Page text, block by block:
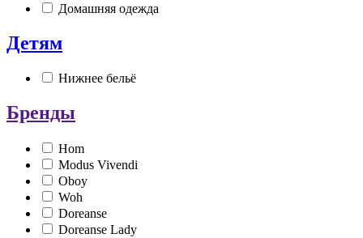
Домашняя одежда
Детям
Нижнее бельё
Бренды
Hom
Modus Vivendi
Oboy
Woh
Doreanse
Doreanse Lady